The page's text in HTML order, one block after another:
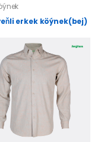
erkek köýnek(bej)